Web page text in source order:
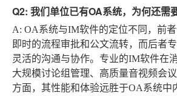
Q2: 我们单位已有OA系统，为何还需
A: OA系统与IM软件的定位不同，前
即时的流程审批和公文流转，而后者
灵活的沟通与协作。专业的IM软件在
大规模讨论组管理、高质量音视频会
方面，其性能和体验远胜于OA系统中